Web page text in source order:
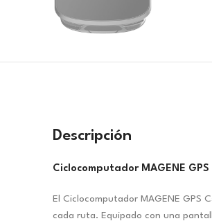
Descripción
Ciclocomputador MAGENE
El Ciclocomputador MAGENE GPS
cada ruta. Equipado con una